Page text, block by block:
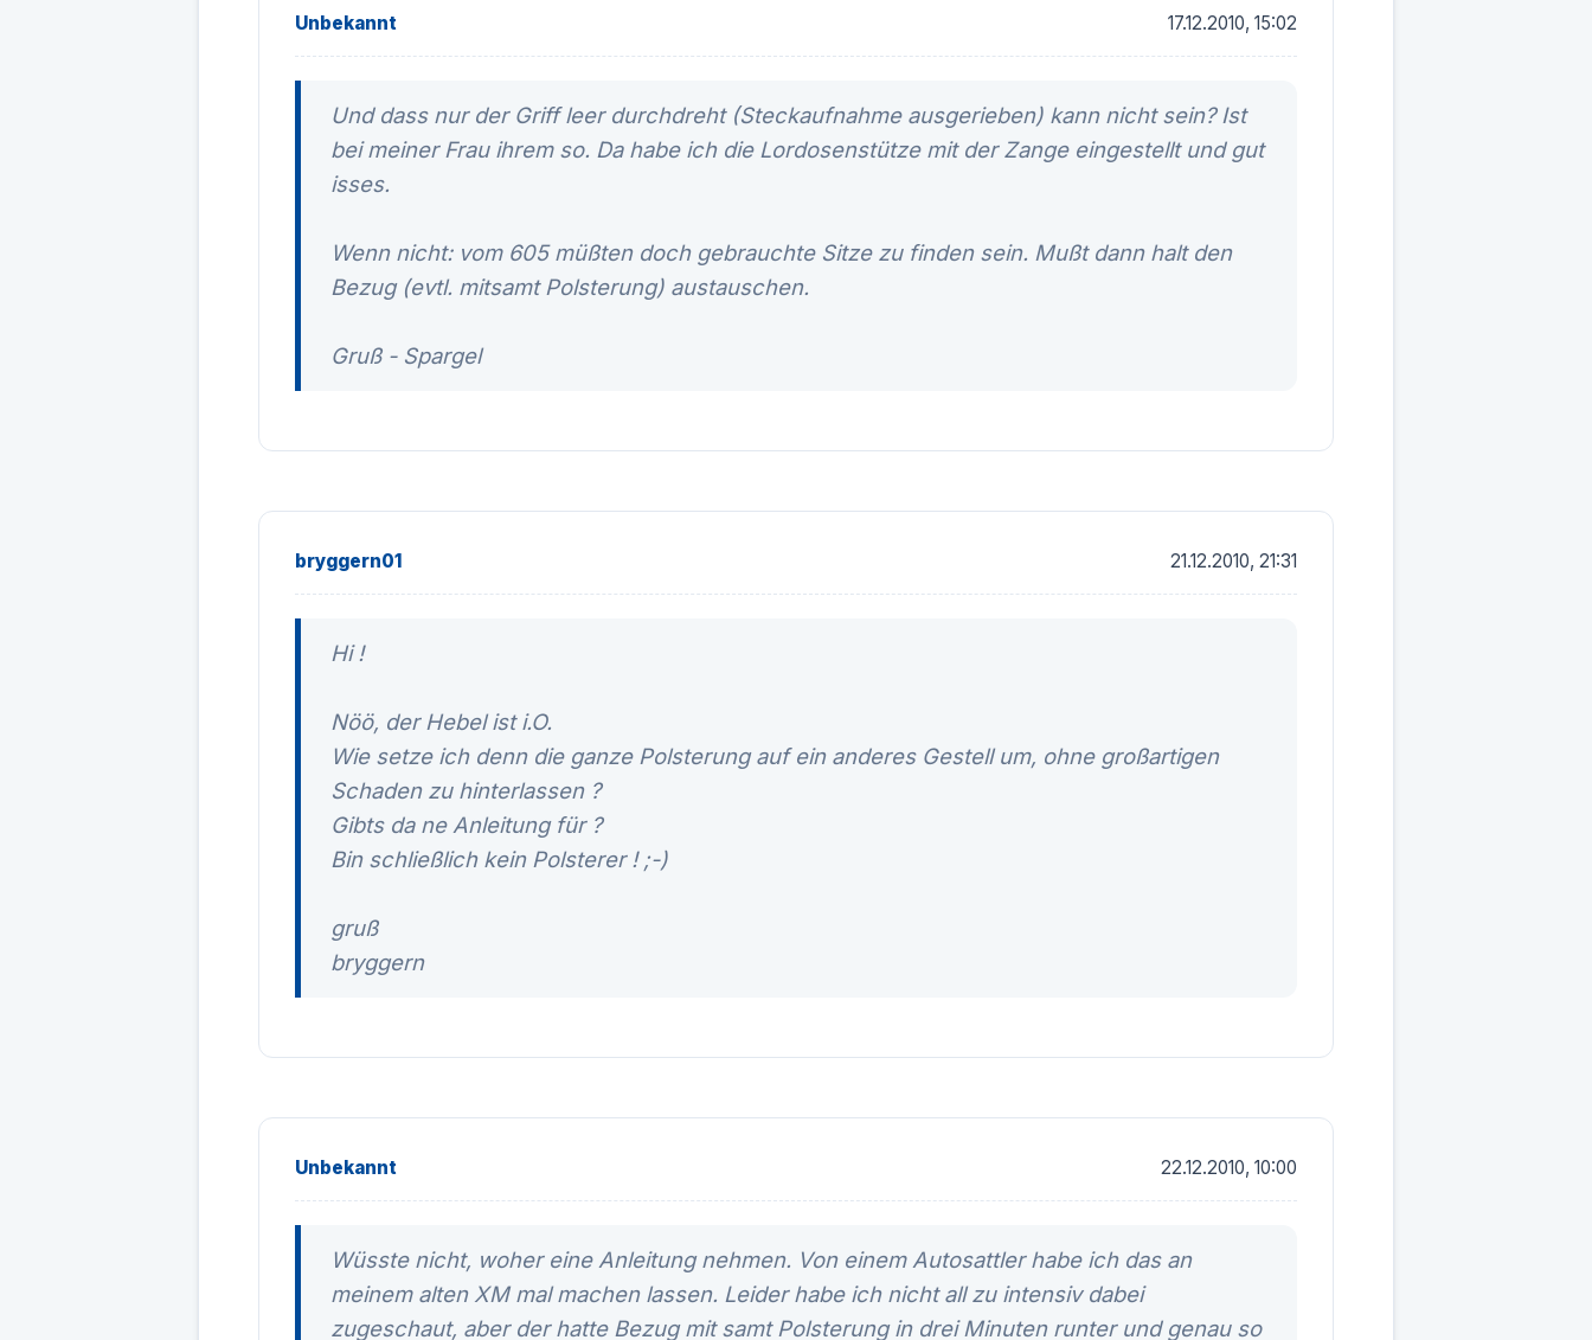
Unbekannt 17.12.2010, 15:02
Und dass nur der Griff leer durchdreht (Steckaufnahme ausgerieben) kann nicht sein? Ist
bei meiner Frau ihrem so. Da habe ich die Lordosenstütze mit der Zange eingestellt und gut
isses.
Wenn nicht: vom 605 müßten doch gebrauchte Sitze zu finden sein. Mußt dann halt den
Bezug (evtl. mitsamt Polsterung) austauschen.
Gruß - Spargel
bryggern01 21.12.2010, 21:31
Hi !
Nöö, der Hebel ist i.O.
Wie setze ich denn die ganze Polsterung auf ein anderes Gestell um, ohne großartigen
Schaden zu hinterlassen ?
Gibts da ne Anleitung für ?
Bin schließlich kein Polsterer ! ;-)
gruß
bryggern
Unbekannt 22.12.2010, 10:00
Wüsste nicht, woher eine Anleitung nehmen. Von einem Autosattler habe ich das an
meinem alten XM mal machen lassen. Leider habe ich nicht all zu intensiv dabei
zugeschaut, aber der hatte Bezug mit samt Polsterung in drei Minuten runter und genau so